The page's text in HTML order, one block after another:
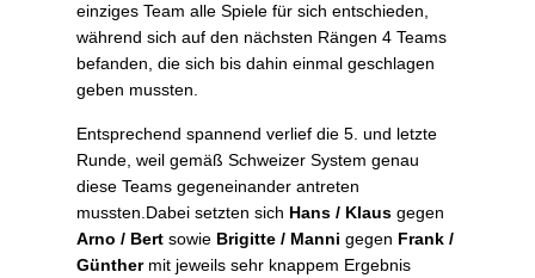
einziges Team alle Spiele für sich entschieden,
während sich auf den nächsten Rängen 4 Teams
befanden, die sich bis dahin einmal geschlagen
geben mussten.
Entsprechend spannend verlief die 5. und letzte
Runde, weil gemäß Schweizer System genau
diese Teams gegeneinander antreten
mussten.Dabei setzten sich Hans / Klaus gegen
Arno / Bert sowie Brigitte / Manni gegen Frank /
Günthermit jeweils sehr knappem Ergebnis